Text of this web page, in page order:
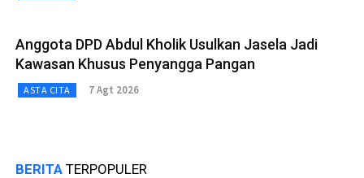
Anggota DPD Abdul Kholik Usulkan Jasela Jadi
Kawasan Khusus Penyangga Pangan
ASTA CITA 7 Agt 2026
BERITA TERPOPULER